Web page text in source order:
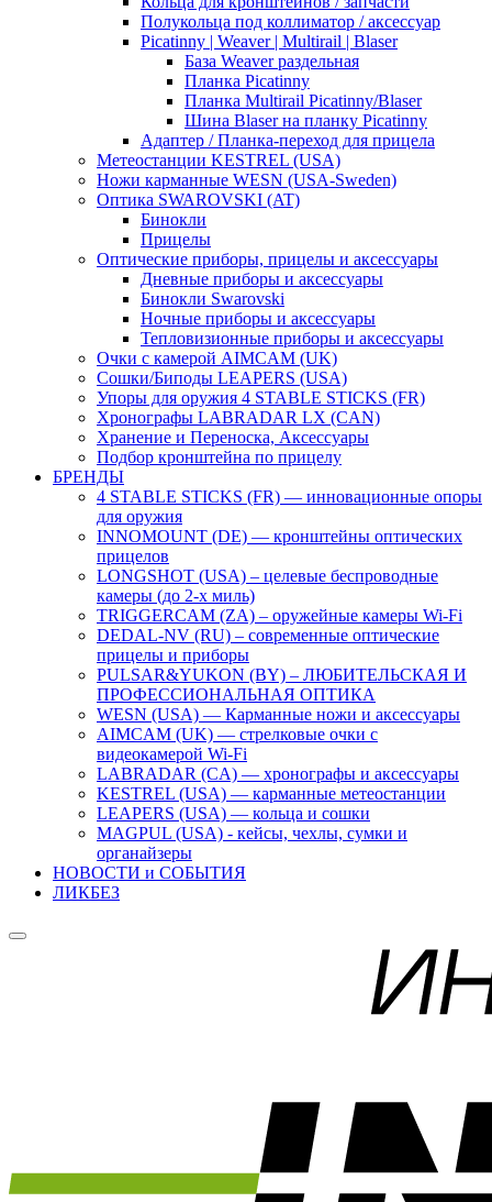
Полукольца под коллиматор / аксессуар
Picatinny | Weaver | Multirail | Blaser
База Weaver раздельная
Планка Picatinny
Планка Multirail Picatinny/Blaser
Шина Blaser на планку Picatinny
Адаптер / Планка-переход для прицела
Метеостанции KESTREL (USA)
Ножи карманные WESN (USA-Sweden)
Оптика SWAROVSKI (AT)
Бинокли
Прицелы
Оптические приборы, прицелы и аксессуары
Дневные приборы и аксессуары
Бинокли Swarovski
Ночные приборы и аксессуары
Тепловизионные приборы и аксессуары
Очки с камерой AIMCAM (UK)
Сошки/Биподы LEAPERS (USA)
Упоры для оружия 4 STABLE STICKS (FR)
Хронографы LABRADAR LX (CAN)
Хранение и Переноска, Аксессуары
Подбор кронштейна по прицелу
БРЕНДЫ
4 STABLE STICKS (FR) — инновационные опоры
для оружия
INNOMOUNT (DE) — кронштейны оптических
прицелов
LONGSHOT (USA) – целевые беспроводные
камеры (до 2-х миль)
TRIGGERCAM (ZA) – оружейные камеры Wi-Fi
DEDAL-NV (RU) – современные оптические
прицелы и приборы
PULSAR&YUKON (BY) – ЛЮБИТЕЛЬСКАЯ И
ПРОФЕССИОНАЛЬНАЯ ОПТИКА
WESN (USA) — Карманные ножи и аксессуары
AIMCAM (UK) — стрелковые очки с
видеокамерой Wi-Fi
LABRADAR (CA) — хронографы и аксессуары
KESTREL (USA) — карманные метеостанции
LEAPERS (USA) — кольца и сошки
MAGPUL (USA) - кейсы, чехлы, сумки и
органайзеры
НОВОСТИ и СОБЫТИЯ
ЛИКБЕЗ